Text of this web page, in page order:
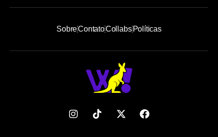
SobreContatoCollabsPolíticas